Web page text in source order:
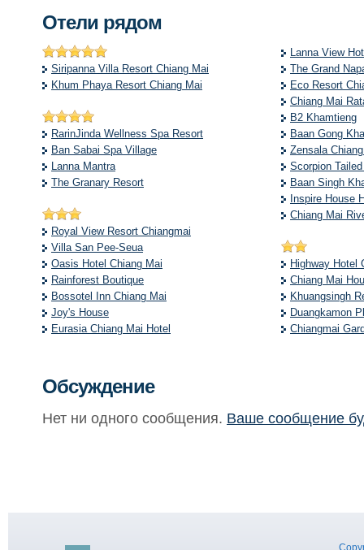
Отели рядом
Siripanna Villa Resort Chiang Mai
Khum Phaya Resort Chiang Mai
RarinJinda Wellness Spa Resort
Ban Sabai Spa Village
Lanna Mantra
The Granary Resort
Royal View Resort Chiangmai
Villa San Pee-Seua
Oasis Hotel Chiang Mai
Rainforest Boutique
Bossotel Inn Chiang Mai
Joy's House
Eurasia Chiang Mai Hotel
Lanna View
The Grand
Eco Resort
Chiang Mai
B2 Khamtieng
Baan Gong
Zensala
Scorpion
Baan Singh
Inspire House
Chiang Mai
Highway Hotel
Chiang Mai
Khuangsingh
Duangkamon
Chiangmai
Обсуждение
Нет ни одного сообщения. Ваше сообщение